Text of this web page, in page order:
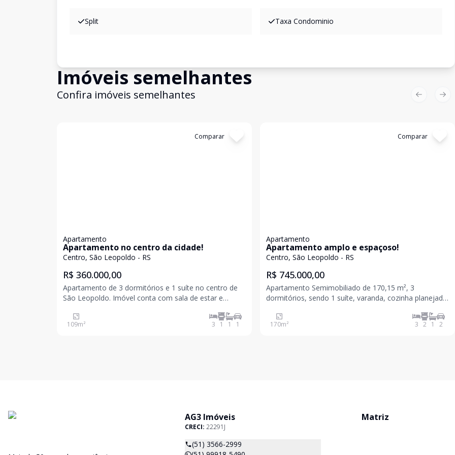
Split Taxa Condominio
Imóveis semelhantes
Confira imóveis semelhantes
Comparar
Apartamento
Apartamento no centro da cidade!
Centro, São Leopoldo - RS
R$ 360.000,00
Apartamento de 3 dormitórios e 1 suíte no centro de
São Leopoldo. Imóvel conta com sala de estar e
para o oeste. 3 dormitórios, sendo 1 suíte com closet.
109m² 3 1 1 1
Comparar
Apartamento
Apartamento amplo e espaçoso!
Centro, São Leopoldo - RS
R$ 745.000,00
Apartamento Semimobiliado de 170,15 m², 3
dormitórios, sendo 1 suíte, varanda, cozinha planejada,
um amplo terraço com vista, podendo colocar piscina
e churrasqueira. Ótima iluminação natural. Possu
170m² 3 2 1 2
Previous
AG3 Imóveis
CRECI: 22291J
(51) 3566-2999
Matriz